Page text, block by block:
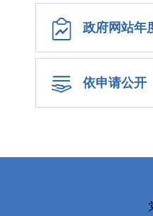
政府网站年
依申请公开